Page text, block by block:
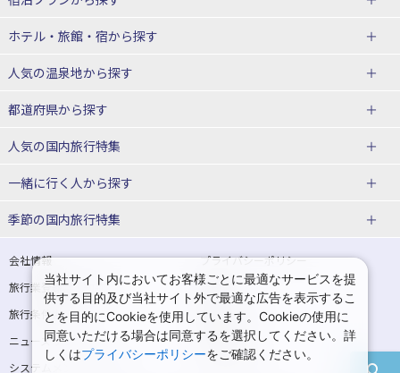
北海道
東北
青森県
宮城県
山形県
関東
埼玉県 千葉県
茨城県 栃木県
ホテル・旅館・宿から探す
北海道ホテル・旅館
青森県ホテル・旅館
宮城県ホテル・旅館
山形県ホテル・旅館
東京都ホテル・旅館 神奈川県ホテル・旅館
埼玉県ホテル・旅館 千葉県ホテル・旅館
茨城県ホテル・旅館 栃木県ホテル・旅館
人気の温泉地から探す
北海道
湯の川温泉(北海道)
十勝川温泉(北海道)
洞爺湖温泉(北海道)
層雲峡温泉(北海道)
東北
花巻温泉(岩手) 蔵王温泉(山形)
かみのやま温泉(山形) 鳴子温泉(宮城)
都道府県から探す
北海道旅行・ツアー
東北
青森旅行・ツアー 岩手旅行・ツアー
宮城旅行・ツアー 秋田旅行・ツアー
山形旅行・ツアー 福島旅行・ツアー
人気の国内旅行特集
東京ディズニーリゾート®への旅
ユニバーサル・スタジオ・ジャパ
一緒に行く人から探す
一人旅 国内版
カップル・夫婦旅行 国内版 女子旅 国内版
卒業旅行・学生旅行 国内版
季節の国内旅行特集
桜・お花見特集
ゴールデンウィーク（GW）の国内
旅行
夏休み・お盆の国内旅行 7月の国内旅行
8月の国内旅行 9月の国内旅行
会社情報
プライバシーポリシー
旅行業登録票・約款
規約集
旅行条件書
商標について
ニュースリリース
採用情報
システムメンテナンスの
当社サイト内においてお客様ごとに最適なサービスを提
供する目的及び当社サイト外で最適な広告を表示するこ
とを目的にCookieを使用しています。Cookieの使用に
同意いただける場合は同意するを選択してください。詳
しくはプライバシーポリシーをご確認ください。